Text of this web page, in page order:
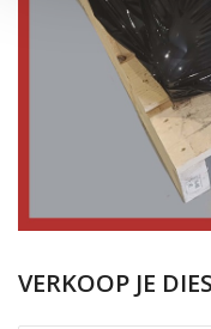
VERKOOP JE